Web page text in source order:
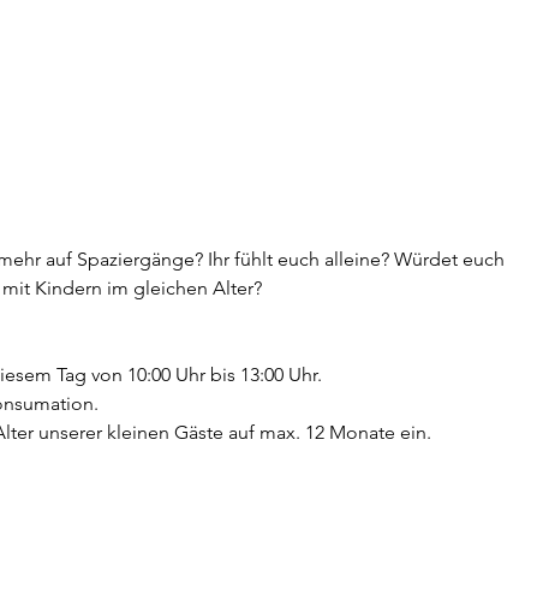
auf Spaziergänge? Ihr fühlt euch alleine? Würdet euch
Kindern im gleichen Alter?
Tag von 10:00 Uhr bis 13:00 Uhr.
unserer kleinen Gäste auf max. 12 Monate ein.